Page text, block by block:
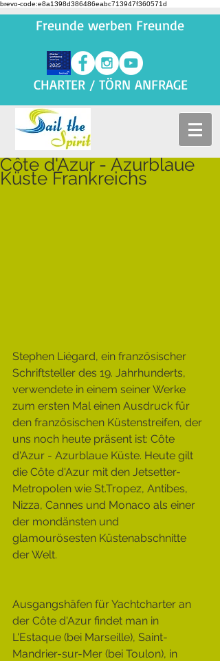
brevo-code:e8a1398d386486eabc713947f360571d
Freunde werben Freunde
CHARTER / TÖRN ANFRAGE
Côte d'Azur - Azurblaue
Küste Frankreichs
Stephen Liégard, ein französischer
Schriftsteller des 19. Jahrhunderts,
verwendete in einem seiner Werke
zum ersten Mal einen Ausdruck für
den französischen Küstenstreifen, der
uns noch heute präsent ist: Côte
d'Azur - Azurblaue Küste. Heute gilt
die Côte d'Azur mit den Jetsetter-
Metropolen wie St.Tropez, Antibes,
Nizza, Cannes und Monaco als einer
der mondänsten und
glamourösesten Küstenabschnitte
der Welt.
Ausgangshäfen für Yachtcharter an
der Côte d'Azur findet man in
L'Estaque (bei Marseille), Saint-
Mandrier-sur-Mer (bei Toulon), in